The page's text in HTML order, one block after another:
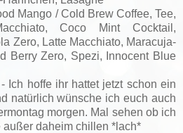
Mango / Cold Brew Coffee, Tee,
Coco Mint Cocktail,
Zero, Latte Macchiato, Maracuja-
Berry Zero, Spezi, Innocent Blue
Ich hoffe ihr hattet jetzt schon ein
natürlich wünsche ich euch auch
morgen. Mal sehen ob ich
außer daheim chillen *lach*